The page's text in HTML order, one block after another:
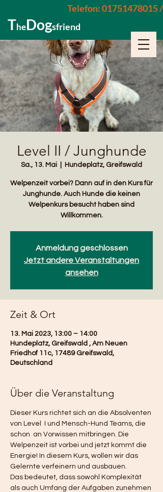
TheDogsfriend
Telefon: 01751478015 /
Level II / Junghunde
Sa., 13. Mai Hundeplatz, Greifswald
Welpenzeit vorbei? Dann auf in den Kurs für
Junghunde. Auch Hunde die keinen
Welpenkurs besucht haben sind
Willkommen.
Anmeldung geschlossen
Jetzt andere Veranstaltungen
ansehen
Zeit & Ort
13. Mai 2023, 13:00 – 14:00
Hundeplatz, Greifswald , Am Neuen
Friedhof 11c, 17489 Greifswald,
Deutschland
Über die Veranstaltung
Dieser Kurs richtet sich an die Absolventen
von Level  I und Mensch-Hund Teams, die
schon  an Vorwissen mitbringen. Die
Welpenzeit ist vorbei und jetzt kommt die
Energie! In diesem Kurs, wollen wir das
Gelernte verfeinern und ausbauen.
Das bedeutet, dass sowohl Komplexität
als auch Umfang der Aufgaben zunehmen